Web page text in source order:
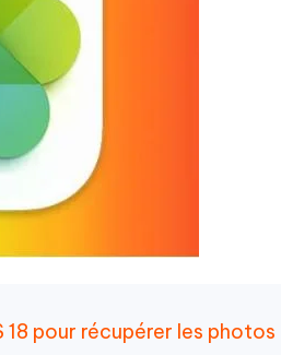
pour récupérer les photos